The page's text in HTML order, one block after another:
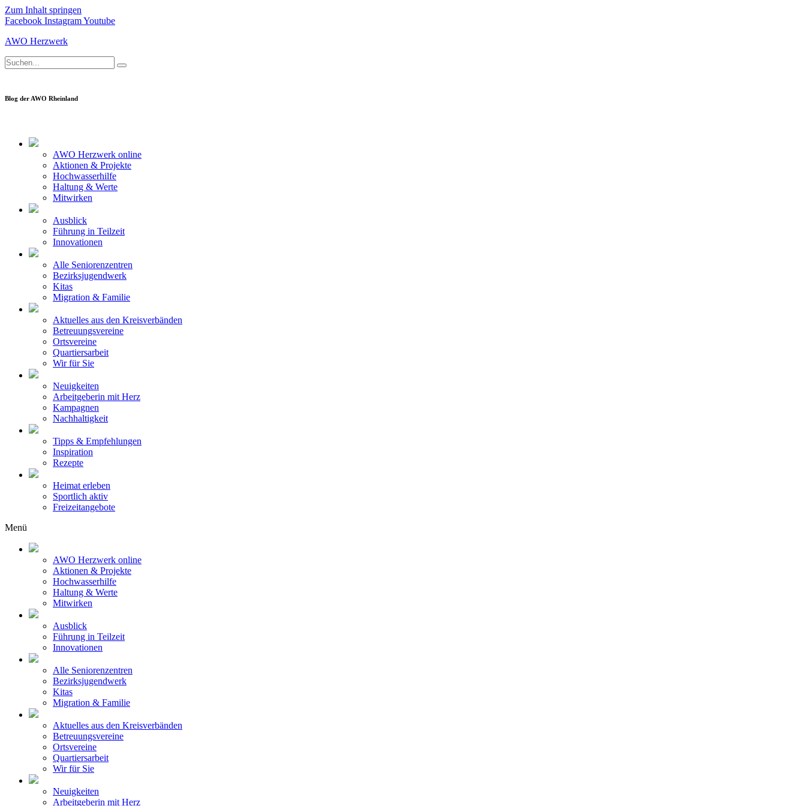
Zum Inhalt springen
Facebook InstagramYoutube
AWO Herzwerk
Blog der AWO Rheinland
AWO Herzwerk online
Aktionen & Projekte
Hochwasserhilfe
Haltung & Werte
Mitwirken
Ausblick
Führung in Teilzeit
Innovationen
Alle Seniorenzentren
Bezirksjugendwerk
Kitas
Migration & Familie
Aktuelles aus den Kreisverbänden
Betreuungsvereine
Ortsvereine
Quartiersarbeit
Wir für Sie
Neuigkeiten
Arbeitgeberin mit Herz
Kampagnen
Nachhaltigkeit
Tipps & Empfehlungen
Inspiration
Rezepte
Heimat erleben
Sportlich aktiv
Freizeitangebote
Menü
AWO Herzwerk online
Aktionen & Projekte
Hochwasserhilfe
Haltung & Werte
Mitwirken
Ausblick
Führung in Teilzeit
Innovationen
Alle Seniorenzentren
Bezirksjugendwerk
Kitas
Migration & Familie
Aktuelles aus den Kreisverbänden
Betreuungsvereine
Ortsvereine
Quartiersarbeit
Wir für Sie
Neuigkeiten
Arbeitgeberin mit Herz